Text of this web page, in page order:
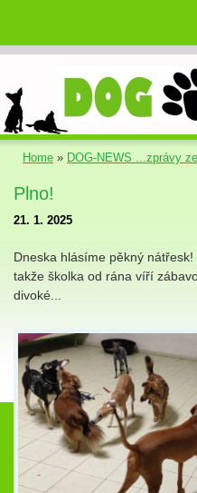
Home » DOG-NEWS ...zprávy
Plno!
21. 1. 2025
Dneska hlásíme pěkný
takže školka od rána víří
divoké...